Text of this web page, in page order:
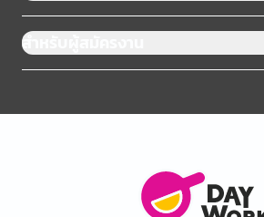
สำหรับผู้สมัครงาน